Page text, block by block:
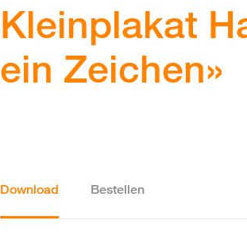
Kleinplakat
ein Zeichen»
Download Bestellen